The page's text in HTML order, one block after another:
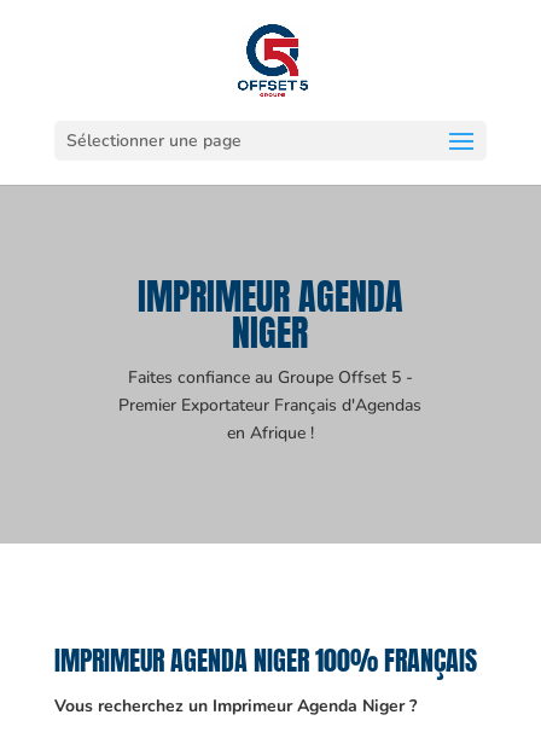
Sélectionner une page
IMPRIMEUR AGENDA
NIGER
Faites confiance au Groupe Offset 5 -
Premier Exportateur Français d'Agendas
en Afrique !
IMPRIMEUR AGENDA NIGER 100% FRANÇAIS
Vous recherchez un Imprimeur Agenda Niger ?